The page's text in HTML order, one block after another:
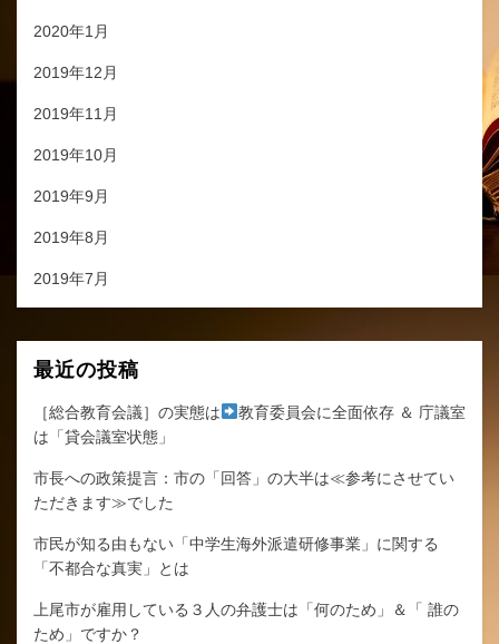
2020年1月
2019年12月
2019年11月
2019年10月
2019年9月
2019年8月
2019年7月
最近の投稿
［総合教育会議］の実態は
教育委員会に全面依存 ＆ 庁議室
は「貸会議室状態」
市長への政策提言：市の「回答」の大半は≪参考にさせてい
ただきます≫でした
市民が知る由もない「中学生海外派遣研修事業」に関する
「不都合な真実」とは
上尾市が雇用している３人の弁護士は「何のため」＆「 誰の
ため」ですか？